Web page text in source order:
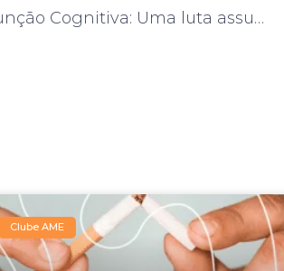
Disfunção Cognitiva: Uma luta assustadora e invisível
Clube AME